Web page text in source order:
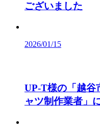
ございました
2026/01/15
UP-T様の「越谷
ャツ制作業者」